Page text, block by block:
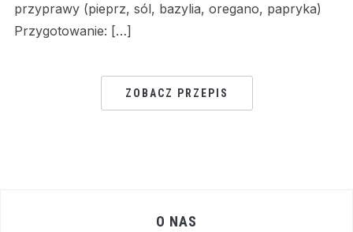
przyprawy (pieprz, sól, bazylia, oregano, papryka)
Przygotowanie: […]
ZOBACZ PRZEPIS
O NAS